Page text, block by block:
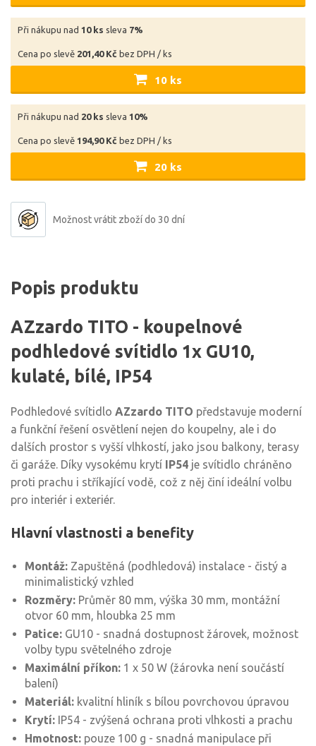
Při nákupu nad 10 ks sleva 7%
Cena po slevě 201,40 Kč bez DPH / ks
10 ks
Při nákupu nad 20 ks sleva 10%
Cena po slevě 194,90 Kč bez DPH / ks
20 ks
Možnost vrátit zboží do 30 dní
Popis produktu
AZzardo TITO - koupelnové
podhledové svítidlo 1x GU10,
kulaté, bílé, IP54
Podhledové svítidlo AZzardo TITO představuje moderní
a funkční řešení osvětlení nejen do koupelny, ale i do
dalších prostor s vyšší vlhkostí, jako jsou balkony, terasy
či garáže. Díky vysokému krytí IP54 je svítidlo chráněno
proti prachu i stříkající vodě, což z něj činí ideální volbu
pro interiér i exteriér.
Hlavní vlastnosti a benefity
Montáž: Zapuštěná (podhledová) instalace - čistý a
minimalistický vzhled
Rozměry: Průměr 80 mm, výška 30 mm, montážní
otvor 60 mm, hloubka 25 mm
Patice: GU10 - snadná dostupnost žárovek, možnost
volby typu světelného zdroje
Maximální příkon: 1 x 50 W (žárovka není součástí
balení)
Materiál: kvalitní hliník s bílou povrchovou úpravou
Krytí: IP54 - zvýšená ochrana proti vlhkosti a prachu
Hmotnost: pouze 100 g - snadná manipulace při